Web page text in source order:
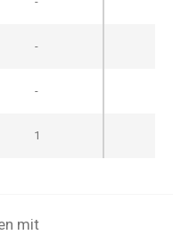
-
-
1
mit